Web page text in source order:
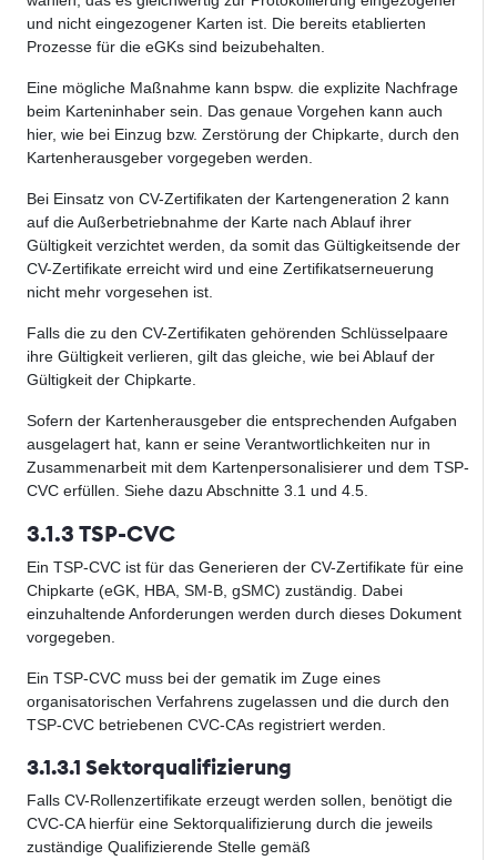
und nicht eingezogener Karten ist. Die bereits etablierten
Prozesse für die eGKs sind beizubehalten.
Eine mögliche Maßnahme kann bspw. die explizite Nachfrage
beim Karteninhaber sein. Das genaue Vorgehen kann auch
hier, wie bei Einzug bzw. Zerstörung der Chipkarte, durch den
Kartenherausgeber vorgegeben werden.
Bei Einsatz von CV-Zertifikaten der Kartengeneration 2 kann
auf die Außerbetriebnahme der Karte nach Ablauf ihrer
Gültigkeit verzichtet werden, da somit das Gültigkeitsende der
CV-Zertifikate erreicht wird und eine Zertifikatserneuerung
nicht mehr vorgesehen ist.
Falls die zu den CV-Zertifikaten gehörenden Schlüsselpaare
ihre Gültigkeit verlieren, gilt das gleiche, wie bei Ablauf der
Gültigkeit der Chipkarte.
Sofern der Kartenherausgeber die entsprechenden Aufgaben
ausgelagert hat, kann er seine Verantwortlichkeiten nur in
Zusammenarbeit mit dem Kartenpersonalisierer und dem TSP-
CVC erfüllen. Siehe dazu Abschnitte 3.1 und 4.5.
3.1.3 TSP-CVC
Ein TSP-CVC ist für das Generieren der CV-Zertifikate für eine
Chipkarte (eGK, HBA, SM-B, gSMC) zuständig. Dabei
einzuhaltende Anforderungen werden durch dieses Dokument
vorgegeben.
Ein TSP-CVC muss bei der gematik im Zuge eines
organisatorischen Verfahrens zugelassen und die durch den
TSP-CVC betriebenen CVC-CAs registriert werden.
3.1.3.1 Sektorqualifizierung
Falls CV-Rollenzertifikate erzeugt werden sollen, benötigt die
CVC-CA hierfür eine Sektorqualifizierung durch die jeweils
zuständige Qualifizierende Stelle gemäß